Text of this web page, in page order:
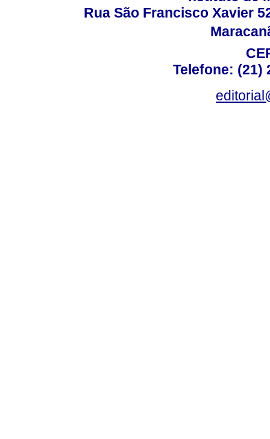
Rua São Francisco Xavier
Telefone: (21)